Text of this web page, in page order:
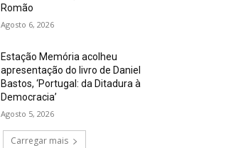
Romão
Agosto 6, 2026
Estação Memória acolheu
apresentação do livro de Daniel
Bastos, ‘Portugal: da Ditadura à
Democracia’
Agosto 5, 2026
Carregar mais